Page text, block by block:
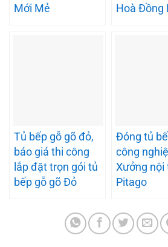
Mới Mẻ
Hoà Đồng
Tủ bếp gỗ gõ đỏ,
báo giá thi công
lắp đặt trọn gói tủ
bếp gỗ gõ Đỏ
Đóng tủ
công
Xưởng nội
Pitago